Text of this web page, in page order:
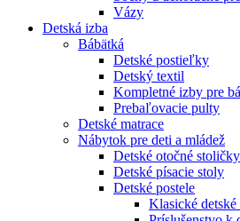
Vázy
Detská izba
Bábätká
Detské postieľky
Detský textil
Kompletné izby pre
Prebaľovacie pulty
Detské matrace
Nábytok pre deti a mládež
Detské otočné stoličky
Detské písacie stoly
Detské postele
Klasické detské